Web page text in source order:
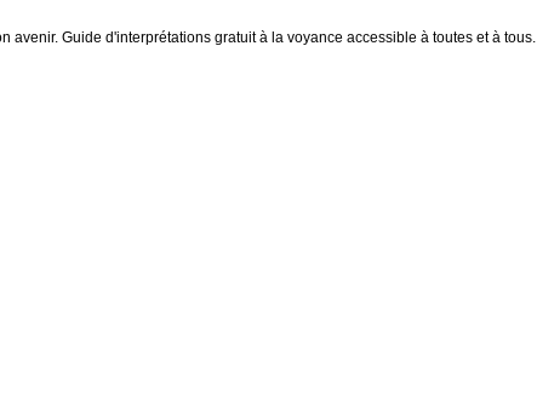
Guide d'interprétations gratuit à la voyance accessible à toutes et à tous.